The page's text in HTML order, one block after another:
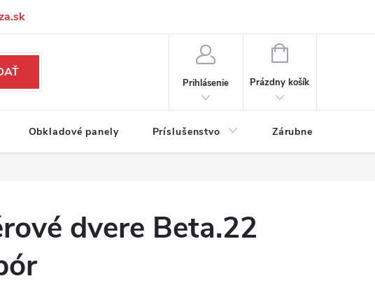
ochrany osobných údajov
Prihlásenie
NÁKUPNÝ KOŠÍK
Prázdny košík
Obkladové panely Príslušenstvo Zárubne
dvere Beta.22